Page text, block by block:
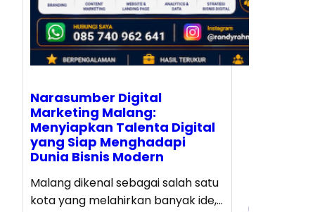
Narasumber Digital
Marketing Malang:
Menyiapkan Talenta Digital
yang Siap Menghadapi
Dunia Bisnis Modern
Malang dikenal sebagai salah satu
kota yang melahirkan banyak ide,…